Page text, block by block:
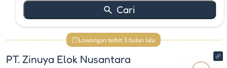
Lowongan terbit 3 bulan lalu
PT. Zinuya Elok Nusantara